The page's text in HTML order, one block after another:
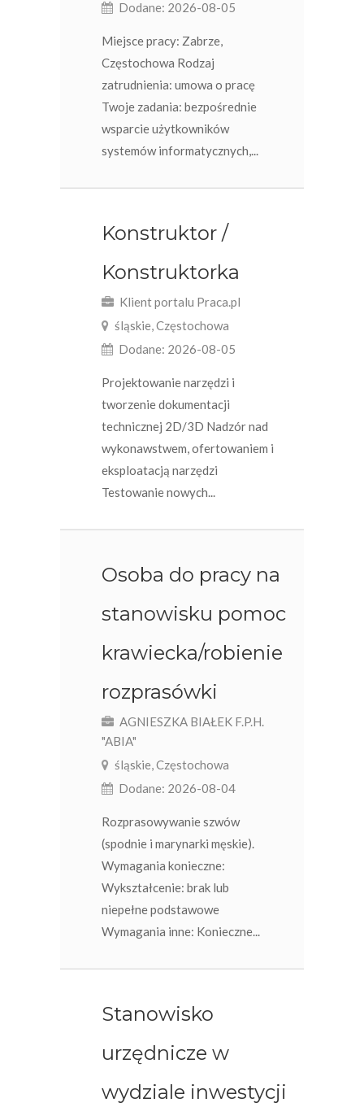
Dodane: 2026-08-05
Miejsce pracy: Zabrze,
Częstochowa Rodzaj
zatrudnienia: umowa o pracę​
Twoje zadania: bezpośrednie
wsparcie użytkowników
systemów informatycznych,...
Konstruktor /
Konstruktorka
Klient portalu Praca.pl
śląskie, Częstochowa
Dodane: 2026-08-05
Projektowanie narzędzi i
tworzenie dokumentacji
technicznej 2D/3D Nadzór nad
wykonawstwem, ofertowaniem i
eksploatacją narzędzi
Testowanie nowych...
Osoba do pracy na
stanowisku pomoc
krawiecka/robienie
rozprasówki
AGNIESZKA BIAŁEK F.P.H.
"ABIA"
śląskie, Częstochowa
Dodane: 2026-08-04
Rozprasowywanie szwów
(spodnie i marynarki męskie).
Wymagania konieczne:
Wykształcenie: brak lub
niepełne podstawowe
Wymagania inne: Konieczne...
Stanowisko
urzędnicze w
wydziale inwestycji